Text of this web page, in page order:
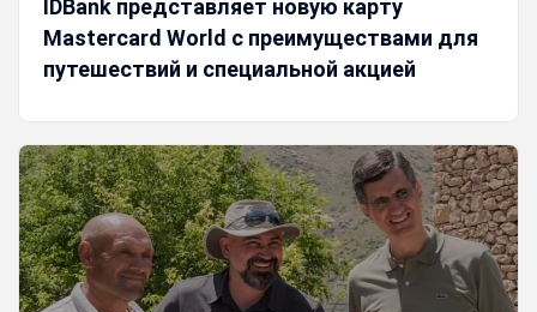
IDBank представляет новую карту
Mastercard World с преимуществами для
путешествий и специальной акцией